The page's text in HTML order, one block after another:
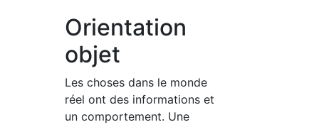
Orientation
objet
Les choses dans le monde
réel ont des informations et
un comportement. Une